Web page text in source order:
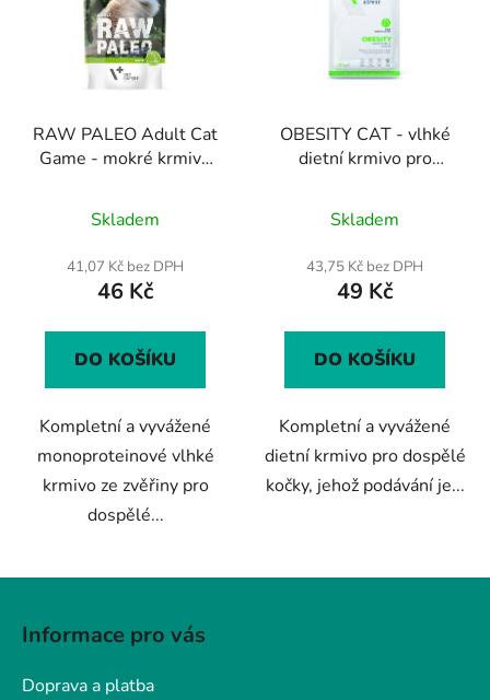
RAW PALEO Adult Cat
Game - mokré krmivo
kočky
Skladem
41,07 Kč bez DPH
46 Kč
DO KOŠÍKU
Kompletní a vyvážené
monoproteinové vlhké
krmivo ze zvěřiny pro
dospělé...
OBESITY CAT - vlhké
dietní krmivo pro
Skladem
43,75 Kč bez DPH
49 Kč
DO KOŠÍKU
Kompletní a vyvážené
dietní krmivo pro dospělé
kočky, jehož podávání je...
Informace pro vás
Doprava a platba